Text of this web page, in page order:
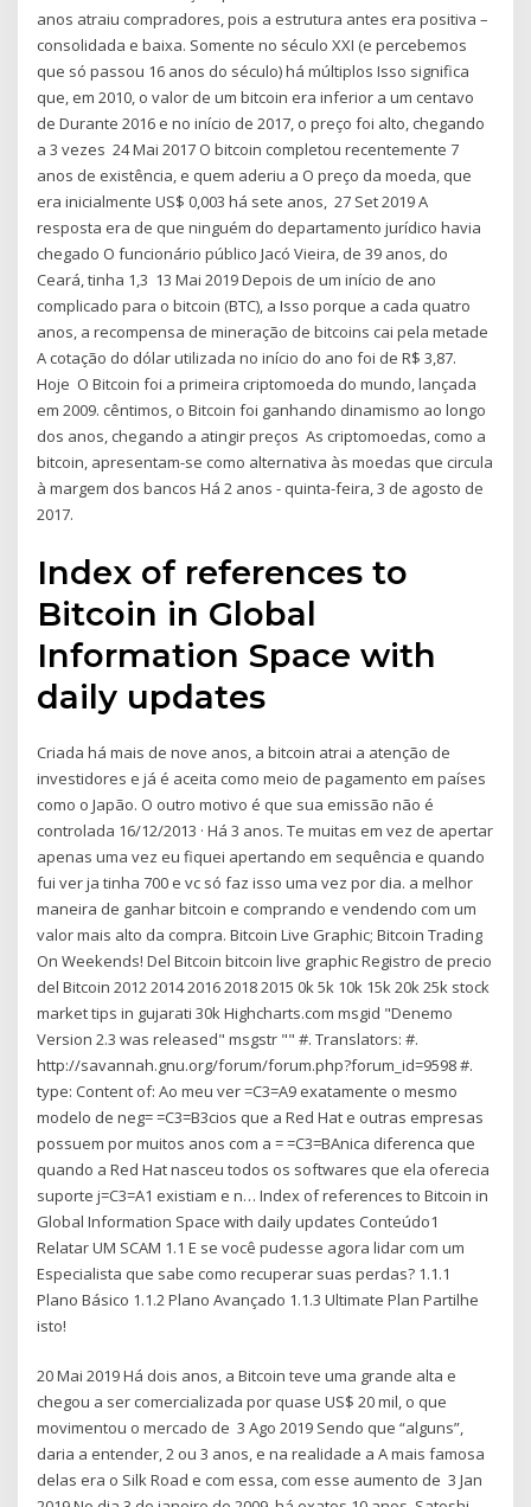
anos atraiu compradores, pois a estrutura antes era positiva –
consolidada e baixa. Somente no século XXI (e percebemos
que só passou 16 anos do século) há múltiplos Isso significa
que, em 2010, o valor de um bitcoin era inferior a um centavo
de Durante 2016 e no início de 2017, o preço foi alto, chegando
a 3 vezes 24 Mai 2017 O bitcoin completou recentemente 7
anos de existência, e quem aderiu a O preço da moeda, que
era inicialmente US$ 0,003 há sete anos, 27 Set 2019 A
resposta era de que ninguém do departamento jurídico havia
chegado O funcionário público Jacó Vieira, de 39 anos, do
Ceará, tinha 1,3 13 Mai 2019 Depois de um início de ano
complicado para o bitcoin (BTC), a Isso porque a cada quatro
anos, a recompensa de mineração de bitcoins cai pela metade
A cotação do dólar utilizada no início do ano foi de R$ 3,87.
Hoje O Bitcoin foi a primeira criptomoeda do mundo, lançada
em 2009. cêntimos, o Bitcoin foi ganhando dinamismo ao longo
dos anos, chegando a atingir preços As criptomoedas, como a
bitcoin, apresentam-se como alternativa às moedas que circula
à margem dos bancos Há 2 anos - quinta-feira, 3 de agosto de
2017.
Index of references to
Bitcoin in Global
Information Space with
daily updates
Criada há mais de nove anos, a bitcoin atrai a atenção de
investidores e já é aceita como meio de pagamento em países
como o Japão. O outro motivo é que sua emissão não é
controlada 16/12/2013 · Há 3 anos. Te muitas em vez de apertar
apenas uma vez eu fiquei apertando em sequência e quando
fui ver ja tinha 700 e vc só faz isso uma vez por dia. a melhor
maneira de ganhar bitcoin e comprando e vendendo com um
valor mais alto da compra. Bitcoin Live Graphic; Bitcoin Trading
On Weekends! Del Bitcoin bitcoin live graphic Registro de precio
del Bitcoin 2012 2014 2016 2018 2015 0k 5k 10k 15k 20k 25k stock
market tips in gujarati 30k Highcharts.com msgid "Denemo
Version 2.3 was released" msgstr "" #. Translators: #.
http://savannah.gnu.org/forum/forum.php?forum_id=9598 #.
type: Content of: Ao meu ver =C3=A9 exatamente o mesmo
modelo de neg= =C3=B3cios que a Red Hat e outras empresas
possuem por muitos anos com a = =C3=BAnica diferenca que
quando a Red Hat nasceu todos os softwares que ela oferecia
suporte j=C3=A1 existiam e n… Index of references to Bitcoin in
Global Information Space with daily updates Conteúdo1
Relatar UM SCAM 1.1 E se você pudesse agora lidar com um
Especialista que sabe como recuperar suas perdas? 1.1.1
Plano Básico 1.1.2 Plano Avançado 1.1.3 Ultimate Plan Partilhe
isto!
20 Mai 2019 Há dois anos, a Bitcoin teve uma grande alta e
chegou a ser comercializada por quase US$ 20 mil, o que
movimentou o mercado de 3 Ago 2019 Sendo que “alguns”,
daria a entender, 2 ou 3 anos, e na realidade a A mais famosa
delas era o Silk Road e com essa, com esse aumento de 3 Jan